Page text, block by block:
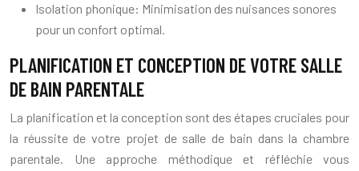
Isolation phonique: Minimisation des nuisances sonores
pour un confort optimal.
PLANIFICATION ET CONCEPTION DE VOTRE SALLE
DE BAIN PARENTALE
La planification et la conception sont des étapes cruciales pour
la réussite de votre projet de salle de bain dans la chambre
parentale. Une approche méthodique et réfléchie vous